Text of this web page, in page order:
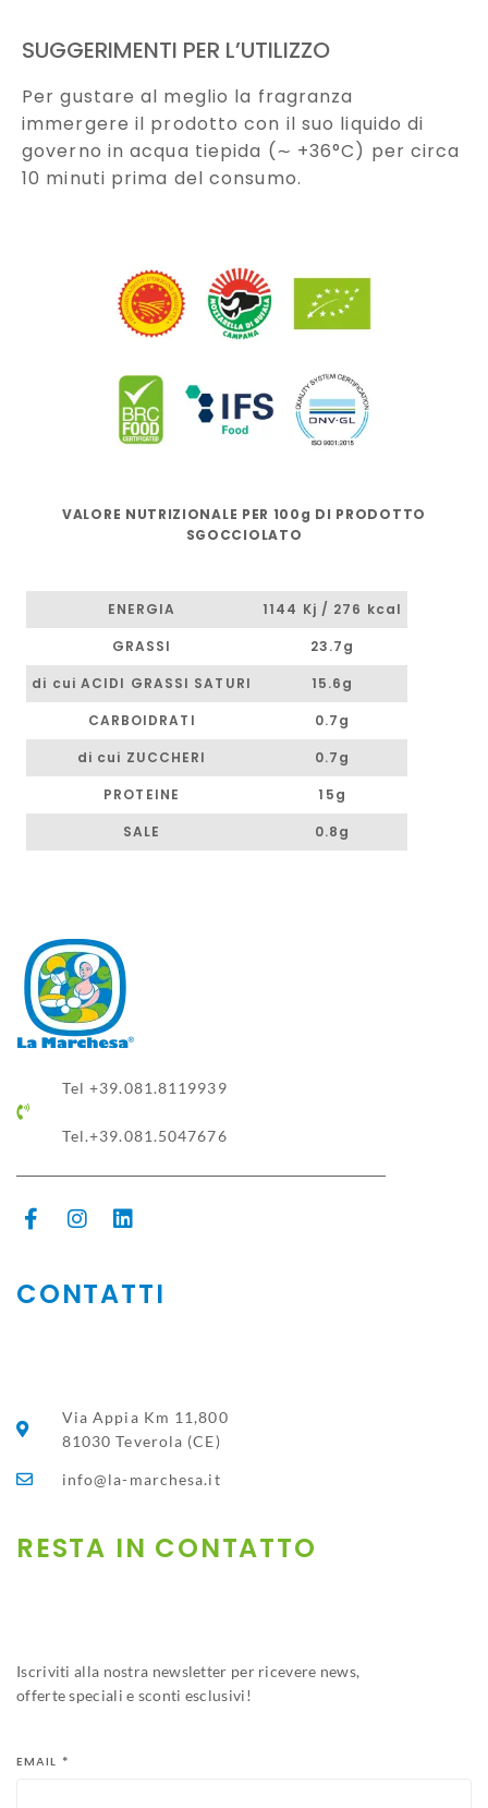
SUGGERIMENTI PER L’UTILIZZO
Per gustare al meglio la fragranza
immergere il prodotto con il suo liquido di
governo in acqua tiepida (∼ +36°C) per circa
10 minuti prima del consumo.
VALORE NUTRIZIONALE PER 100g DI PRODOTTO
SGOCCIOLATO
ENERGIA
1144 Kj / 276 kcal
GRASSI
23.7g
di cui ACIDI GRASSI SATURI
15.6g
CARBOIDRATI
0.7g
di cui ZUCCHERI
0.7g
PROTEINE
15g
SALE
0.8g
Tel +39.081.8119939
Tel.+39.081.5047676
CONTATTI
Via Appia Km 11,800
81030 Teverola (CE)
info@la-marchesa.it
RESTA IN CONTATTO​
Iscriviti alla nostra newsletter per ricevere news,
offerte speciali e sconti esclusivi!
EMAIL *